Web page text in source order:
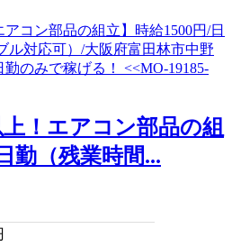
上！エアコン部品の組
勤（残業時間...